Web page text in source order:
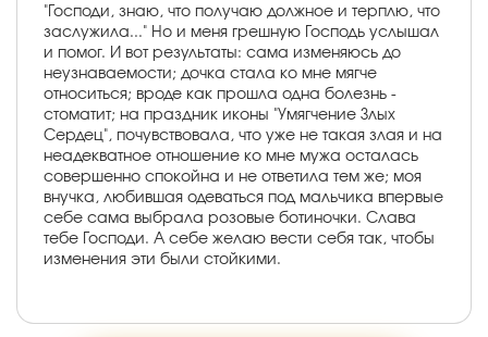
"Господи, знаю, что получаю должное и терплю, что
заслужила..." Но и меня грешную Господь услышал
и помог. И вот результаты: сама изменяюсь до
неузнаваемости; дочка стала ко мне мягче
относиться; вроде как прошла одна болезнь -
стоматит; на праздник иконы "Умягчение Злых
Сердец", почувствовала, что уже не такая злая и на
неадекватное отношение ко мне мужа осталась
совершенно спокойна и не ответила тем же; моя
внучка, любившая одеваться под мальчика впервые
себе сама выбрала розовые ботиночки. Слава
тебе Господи. А себе желаю вести себя так, чтобы
изменения эти были стойкими.